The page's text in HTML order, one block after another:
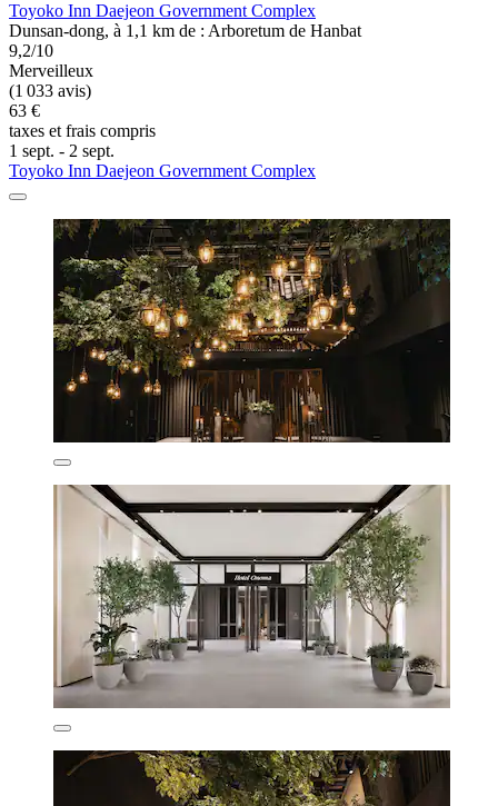
Toyoko Inn Daejeon Government Complex
Dunsan-dong, à 1,1 km de : Arboretum de Hanbat
9,2/10
Merveilleux
(1 033 avis)
63 €
taxes et frais compris
1 sept. - 2 sept.
Toyoko Inn Daejeon Government Complex